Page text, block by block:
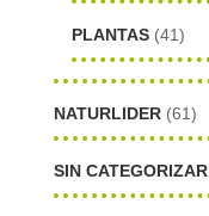
PLANTAS (41)
NATURLIDER (61)
SIN CATEGORIZAR